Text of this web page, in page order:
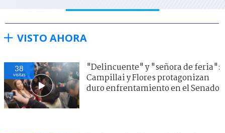
VISTO AHORA
38
visitas
"Delincuente" y "señora de feria":
Campillai y Flores protagonizan
duro enfrentamiento en el Senado